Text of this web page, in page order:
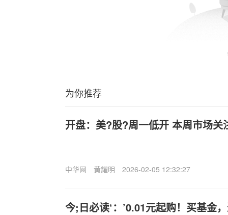
为你推荐
开盘：美?股?周一低开 本周市场关
中华网 黄耀明 2026-02-05 12:32:27
今;日必读‘：’0.01元起购！买基金